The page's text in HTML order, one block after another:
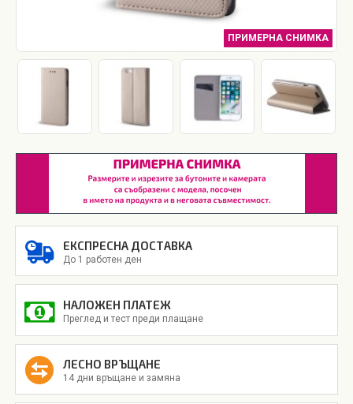
ПРИМЕРНА СНИМКА
ЕКСПРЕСНА ДОСТАВКА
До 1 работен ден
НАЛОЖЕН ПЛАТЕЖ
Преглед и тест преди плащане
ЛЕСНО ВРЪЩАНЕ
14 дни връщане и замяна